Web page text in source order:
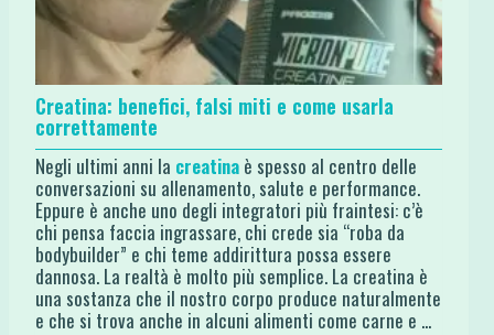
Creatina: benefici, falsi miti e come usarla
correttamente
Negli ultimi anni la creatina è spesso al centro delle
conversazioni su allenamento, salute e performance.
Eppure è anche uno degli integratori più fraintesi: c’è
chi pensa faccia ingrassare, chi crede sia “roba da
bodybuilder” e chi teme addirittura possa essere
dannosa. La realtà è molto più semplice. La creatina è
una sostanza che il nostro corpo produce naturalmente
e che si trova anche in alcuni alimenti come carne e ...